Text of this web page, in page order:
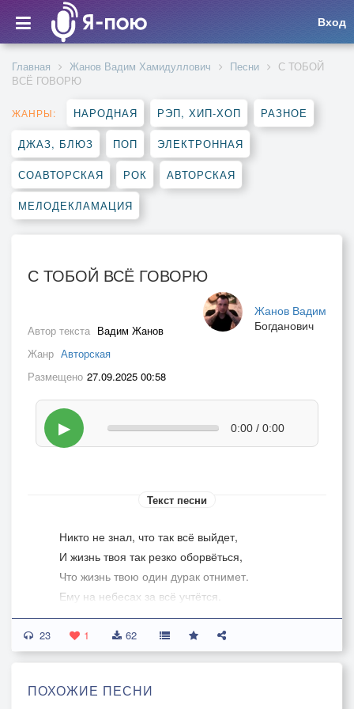
Вход
Главная Жанов Вадим Хамидуллович Песни
С ТОБОЙ
ВСЁ ГОВОРЮ
ЖАНРЫ: НАРОДНАЯ РЭП, ХИП-ХОП РАЗНОЕ
ДЖАЗ, БЛЮЗ ПОП ЭЛЕКТРОННАЯ
СОАВТОРСКАЯ РОК АВТОРСКАЯ
МЕЛОДЕКЛАМАЦИЯ
С ТОБОЙ ВСЁ ГОВОРЮ
Жанов Вадим
Богданович
Автор текста Вадим Жанов
Жанр Авторская
Размещено 27.09.2025 00:58
▶ 0:00 / 0:00
Текст песни
Никто не знал, что так всё выйдет,
И жизнь твоя так резко оборвёться,
Что жизнь твою один дурак отнимет.
Ему на небесах за всё учтётся.
Хотя за два часа с тобою мы болтали,
По телефону и смеялись как обычно,
Никто не знал, что вечер ждёт трагичный.
23 1 62
ПОХОЖИЕ ПЕСНИ